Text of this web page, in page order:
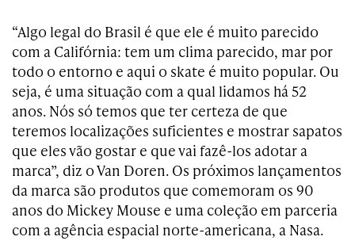
“Algo legal do Brasil é que ele é muito parecido
com a Califórnia: tem um clima parecido, mar por
todo o entorno e aqui o skate é muito popular. Ou
seja, é uma situação com a qual lidamos há 52
anos. Nós só temos que ter certeza de que
teremos localizações suficientes e mostrar sapatos
que eles vão gostar e que vai fazê-los adotar a
marca”, diz o Van Doren. Os próximos lançamentos
da marca são produtos que comemoram os 90
anos do Mickey Mouse e uma coleção em parceria
com a agência espacial norte-americana, a Nasa.